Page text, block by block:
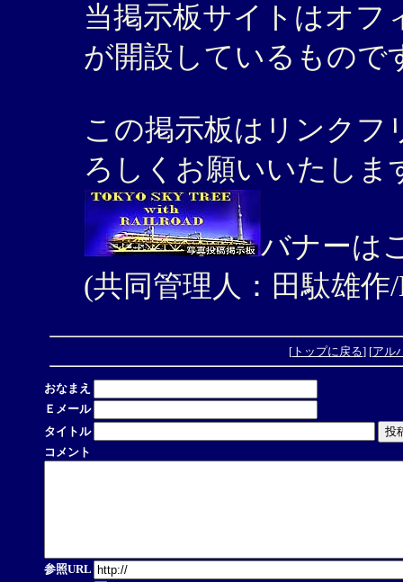
当掲示板サイトはオフ
が開設しているもので
この掲示板はリンクフ
ろしくお願いいたし
バナーは
(共同管理人：田駄雄作
[ トップに戻る] [アル
おなまえ
Ｅメール
タイトル
コメント
参照URL